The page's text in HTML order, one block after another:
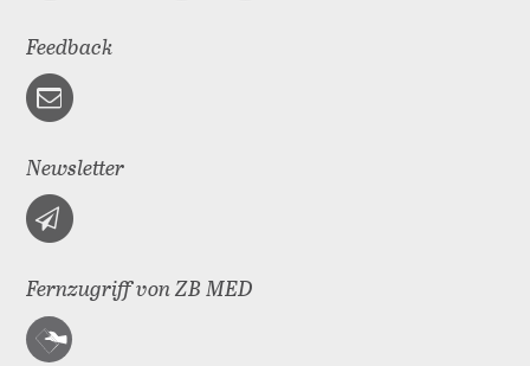
Feedback
Newsletter
Fernzugriff von ZB MED